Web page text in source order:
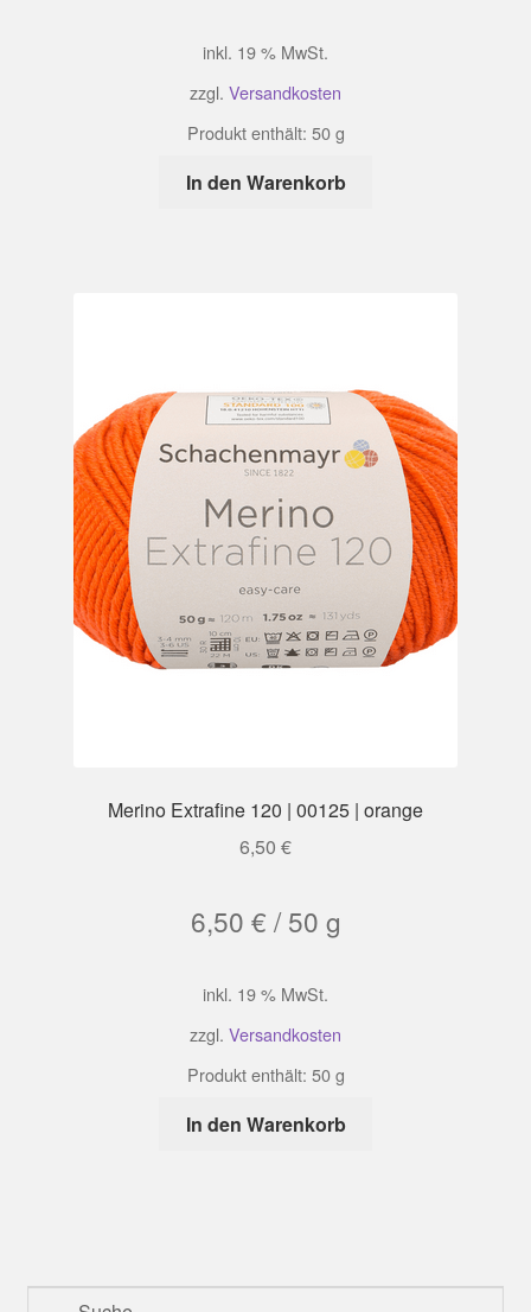
inkl. 19 % MwSt.
zzgl. Versandkosten
Produkt enthält: 50g
In den Warenkorb
Merino Extrafine 120 | 00125 | orange
6,50 €
6,50 € /50 g
inkl. 19 % MwSt.
zzgl. Versandkosten
Produkt enthält: 50g
In den Warenkorb